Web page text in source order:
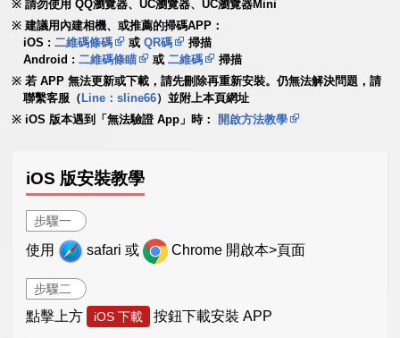
請勿使用 QQ瀏覽器、UC瀏覽器、UC瀏覽器Mini
建議用內建相機、或推薦的掃碼APP：
iOS :二維碼條碼 或QR碼
掃描
Android :二維碼條瞄 或二維碼
掃描
若 APP 無法更新或下載，請先刪除再重新安裝。仍無法解決問題，請
聯繫客服（ Line：sline66）並附上本頁網址
iOS 版本遇到「無法驗證 App」時：
開啟方法教學
iOS 版安裝教學
步驟一
使用 safari 或 Chrome 開啟本>頁面
步驟二
點擊上方 iOS 下載 按鈕下載安裝 APP